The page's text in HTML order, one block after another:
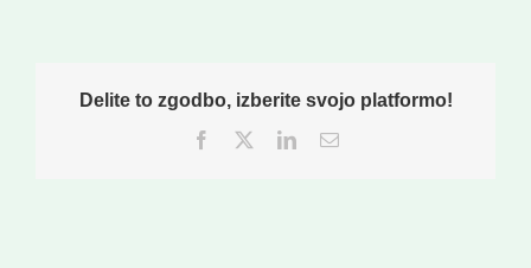
Delite to zgodbo, izberite svojo platformo!
Facebook
TwitterLinkedInEmail